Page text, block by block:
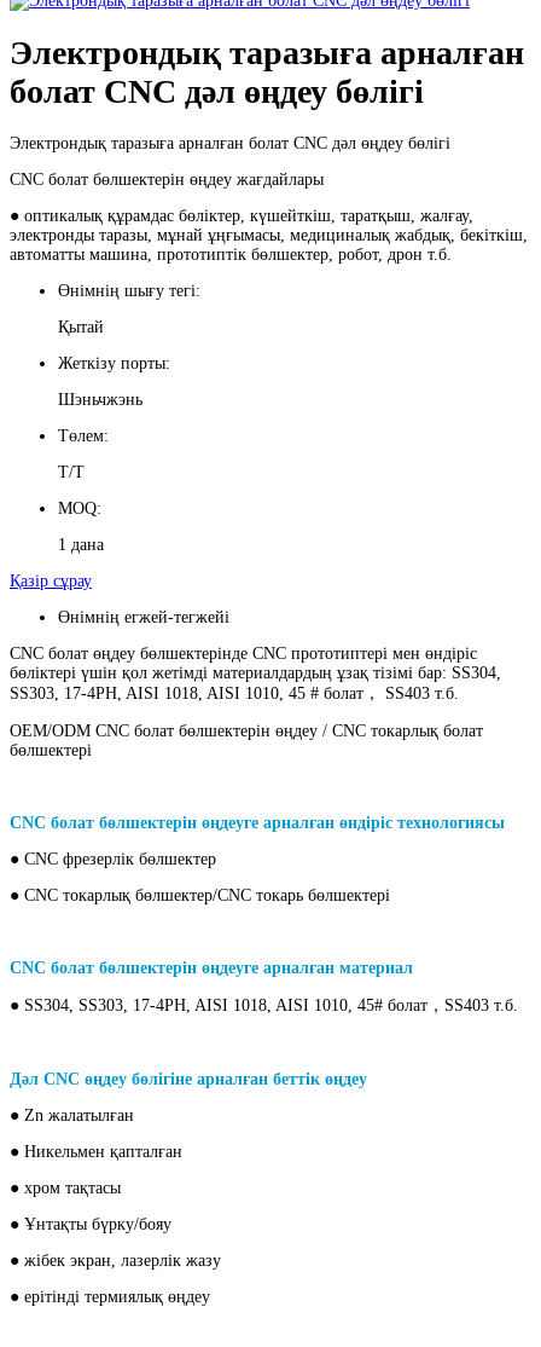
Электрондық таразыға арналған
болат CNC дәл өңдеу бөлігі
Электрондық таразыға арналған болат CNC дәл өңдеу бөлігі
CNC болат бөлшектерін өңдеу жағдайлары
● оптикалық құрамдас бөліктер, күшейткіш, таратқыш, жалғау,
электронды таразы, мұнай ұңғымасы, медициналық жабдық, бекіткіш,
автоматты машина, прототиптік бөлшектер, робот, дрон т.б.
Өнімнің шығу тегі:
Қытай
Жеткізу порты:
Шэньчжэнь
Төлем:
Т/Т
MOQ:
1 дана
Қазір сұрау
Өнімнің егжей-тегжейі
CNC болат өңдеу бөлшектерінде CNC прототиптері мен өндіріс
бөліктері үшін қол жетімді материалдардың ұзақ тізімі бар: SS304,
SS303, 17-4PH, AISI 1018, AISI 1010, 45 # болат， SS403 т.б.
OEM/ODM CNC болат бөлшектерін өңдеу / CNC токарлық болат
бөлшектері
CNC болат бөлшектерін өңдеуге арналған өндіріс технологиясы
● CNC фрезерлік бөлшектер
● CNC токарлық бөлшектер/CNC токарь бөлшектері
CNC болат бөлшектерін өңдеуге арналған материал
● SS304, SS303, 17-4PH, AISI 1018, AISI 1010, 45# болат，SS403 т.б.
Дәл CNC өңдеу бөлігіне арналған беттік өңдеу
● Zn жалатылған
● Никельмен қапталған
● хром тақтасы
● Ұнтақты бүрку/бояу
● жібек экран, лазерлік жазу
● ерітінді термиялық өңдеу